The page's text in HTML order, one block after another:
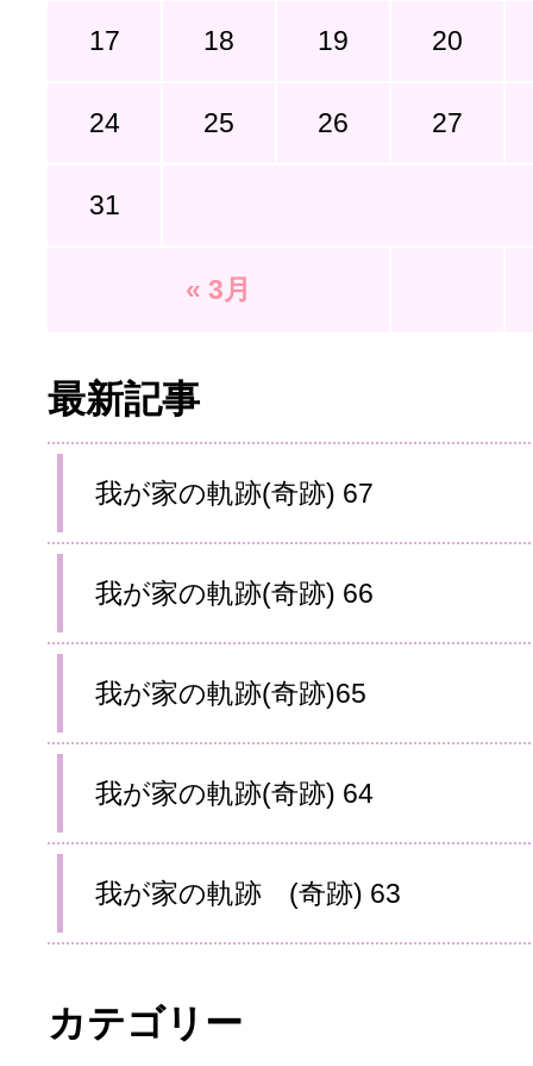
« 3月
17 18 19 20
24 25 26 27
31
最新記事
我が家の軌跡(奇跡) 67
我が家の軌跡(奇跡) 66
我が家の軌跡(奇跡)65
我が家の軌跡(奇跡) 64
我が家の軌跡 (奇跡) 63
カテゴリー